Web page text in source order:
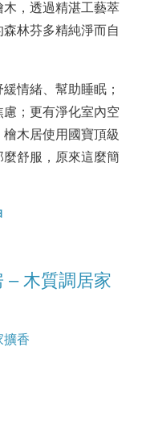
，透過精湛工藝萃
林芬多精純淨而自
情緒、幫助睡眠；
；更有淨化室內空
木居使用國寶頂級
舒服，原來這麼簡
– 木質調居家